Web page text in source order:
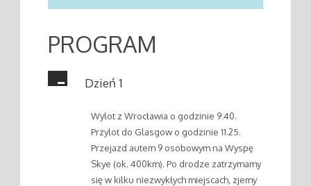
PROGRAM
Dzień 1
Wylot z Wrocławia o godzinie 9:40.
Przylot do Glasgow o godzinie 11.25.
Przejazd autem 9 osobowym na Wyspę
Skye (ok. 400km). Po drodze zatrzymamy
się w kilku niezwykłych miejscach, zjemy